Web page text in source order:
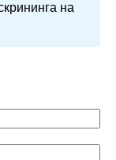
на